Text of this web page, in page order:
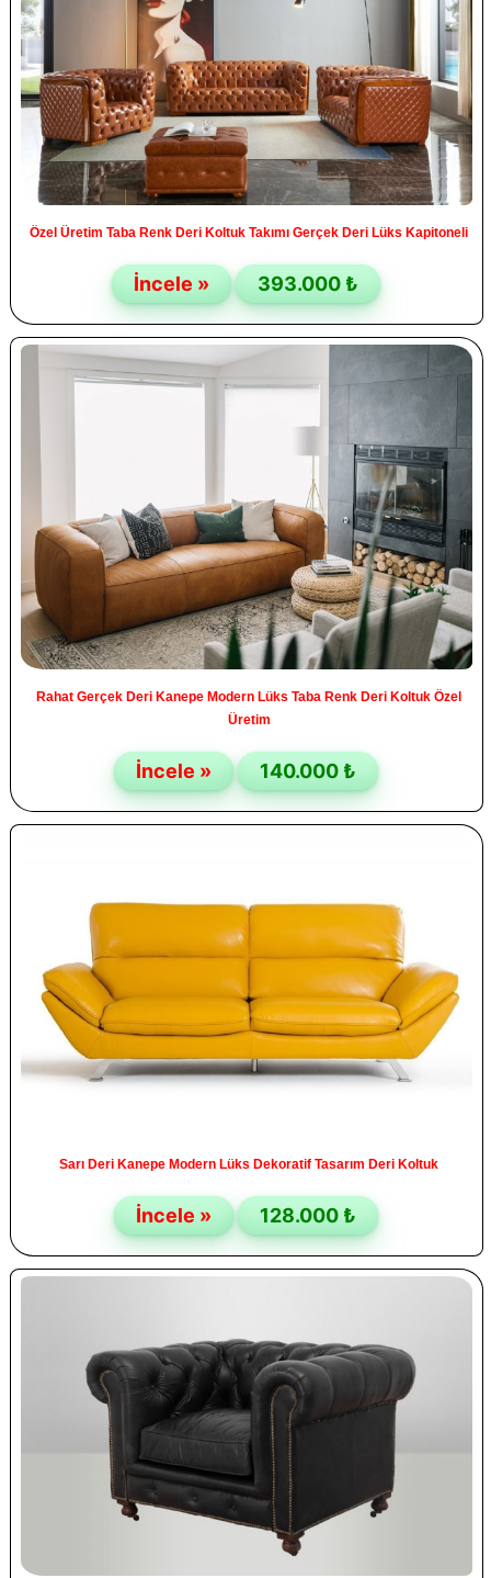
Özel Üretim Taba Renk Deri Koltuk Takımı Gerçek Deri Lüks Kapitoneli
İncele » 393.000 ₺
Rahat Gerçek Deri Kanepe Modern Lüks Taba Renk Deri Koltuk Özel
Üretim
İncele » 140.000 ₺
Sarı Deri Kanepe Modern Lüks Dekoratif Tasarım Deri Koltuk
İncele » 128.000 ₺